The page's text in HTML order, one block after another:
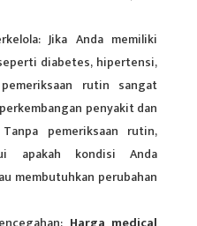
Jika Anda memiliki
diabetes, hipertensi,
rutin sangat
penyakit dan
pemeriksaan rutin,
apakah kondisi Anda
membutuhkan perubahan